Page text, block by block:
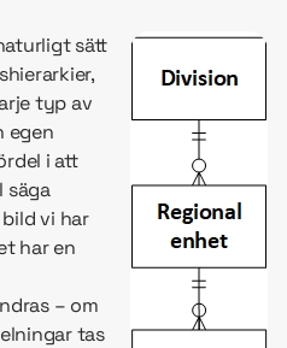
sätt
typ av
egen
i att
säga
vi har
har en
– om
tas